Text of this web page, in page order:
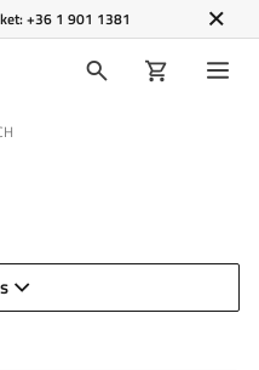
+36 1 901 1381